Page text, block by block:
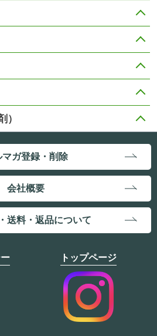
）
マガ登録・削除
会社概要
送料・返品について
トップページ